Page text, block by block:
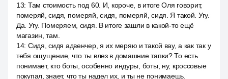
13: Там стоимость под 60. И, короче, в итоге Оля говорит,
померяй, сидя, померяй, сидя, померяй, сидя. Я такой. Угу.
Да. Угу. Померяем, сидя. В итоге зашли в какой-то ещё
магазин, там.
14: Сидя, сидя адвенчер, я их меряю и такой вау, а как так у
тебя ощущение, что ты влез в домашние тапки? То есть
понимает, кто боты, особенно индуры, боты, ну, кроссовые
покупал, знает, что ты надел их, и ты не понимаешь.